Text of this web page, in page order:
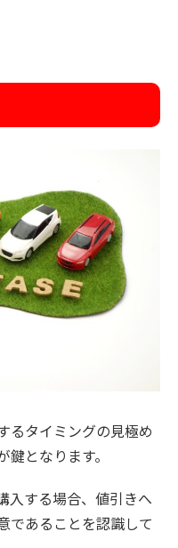
るタイミングの見極め
となります。
入する場合、値引きへ
であることを認識して